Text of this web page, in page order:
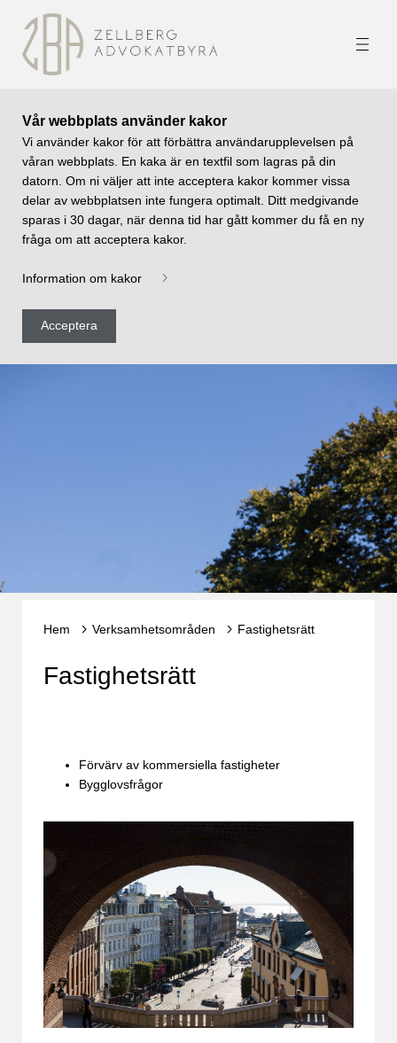
Vår webbplats använder kakor
Vi använder kakor för att förbättra användarupplevelsen på
våran webbplats. En kaka är en textfil som lagras på din
datorn. Om ni väljer att inte acceptera kakor kommer vissa
delar av webbplatsen inte fungera optimalt. Ditt medgivande
sparas i 30 dagar, när denna tid har gått kommer du få en ny
fråga om att acceptera kakor.
Information om kakor
Acceptera
Hem Verksamhetsområden Fastighetsrätt
Fastighetsrätt
Förvärv av kommersiella fastigheter
Bygglovsfrågor